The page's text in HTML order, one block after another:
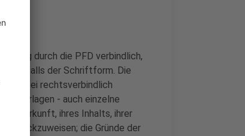
durch die PFD verbindlich,
ebenfalls der Schriftform. Die
bei rechtsverbindlich
- auch einzelne
Herkunft, ihres Inhalts, ihrer
zurückzuweisen; die Gründe der